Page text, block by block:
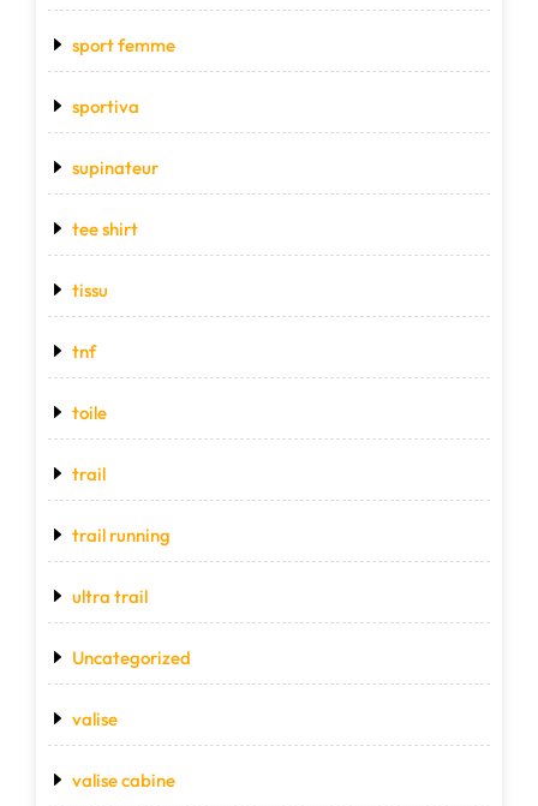
sport femme
sportiva
supinateur
tee shirt
tissu
tnf
toile
trail
trail running
ultra trail
Uncategorized
valise
valise cabine